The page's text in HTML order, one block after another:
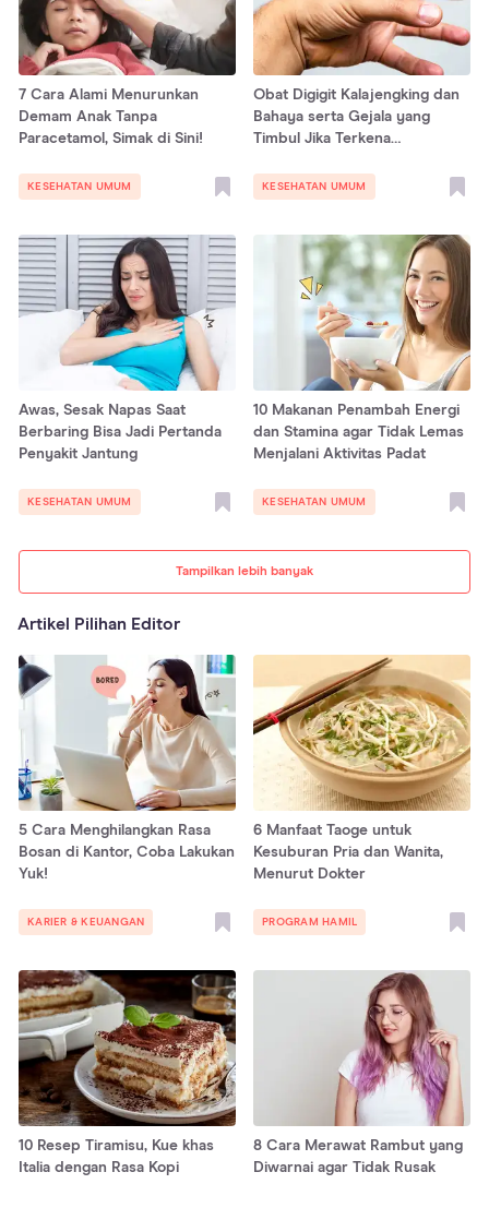
Tampilkan lebih banyak
7 Cara Alami Menurunkan
Demam Anak Tanpa
Paracetamol, Simak di Sini!
KESEHATAN UMUM
Obat Digigit Kalajengking dan
Bahaya serta Gejala yang
Timbul Jika Terkena
KESEHATAN UMUM
Awas, Sesak Napas Saat
Berbaring Bisa Jadi Pertanda
Penyakit Jantung
KESEHATAN UMUM
10 Makanan Penambah Energi
dan Stamina agar Tidak Lemas
Menjalani Aktivitas Padat
KESEHATAN UMUM
Artikel Pilihan Editor
5 Cara Menghilangkan Rasa
Bosan di Kantor, Coba Lakukan
Yuk!
KARIER & KEUANGAN
6 Manfaat Taoge untuk
Kesuburan Pria dan Wanita,
Menurut Dokter
PROGRAM HAMIL
10 Resep Tiramisu, Kue khas
Italia dengan Rasa Kopi
8 Cara Merawat Rambut yang
Diwarnai agar Tidak Rusak